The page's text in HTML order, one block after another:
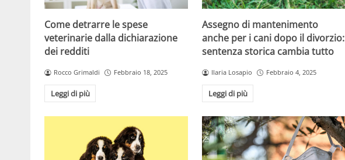
Come detrarre le spese
veterinarie dalla dichiarazione
dei redditi
Rocco Grimaldi Febbraio 18, 2025
Leggi di più
Assegno di mantenimento
anche per i cani dopo il divorzio:
sentenza storica cambia tutto
Ilaria Losapio Febbraio 4, 2025
Leggi di più